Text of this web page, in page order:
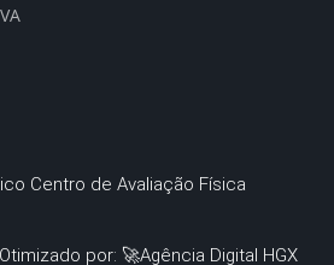
Centro de Avaliação Física
por: 🚀Agência Digital HGX